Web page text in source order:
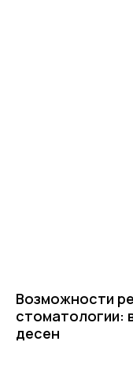
Возможности
стоматологии:
десен